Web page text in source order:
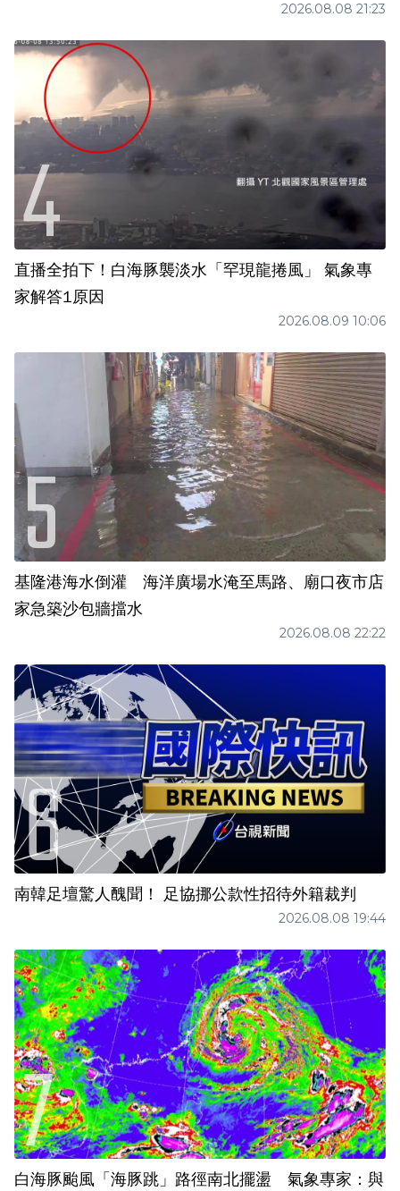
2026.08.08 21:23
直播全拍下！白海豚襲淡水「罕現龍捲風」 氣象專
家解答1原因
2026.08.09 10:06
基隆港海水倒灌 海洋廣場水淹至馬路、廟口夜市店
家急築沙包牆擋水
2026.08.08 22:22
南韓足壇驚人醜聞！ 足協挪公款性招待外籍裁判
2026.08.08 19:44
白海豚颱風「海豚跳」路徑南北擺盪 氣象專家：與